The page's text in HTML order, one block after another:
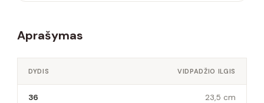
Aprašymas
DYDIS VIDPADŽIO ILGIS
36 23,5 cm